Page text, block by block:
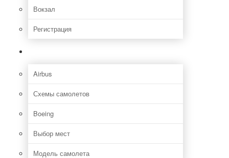
Вокзал
Регистрация
Airbus
Схемы самолетов
Boeing
Выбор мест
Модель самолета